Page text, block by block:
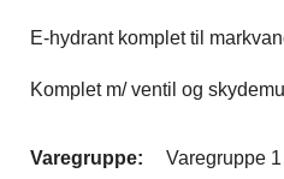
E-hydrant komplet til
Komplet m/ ventil og
Varegruppe:
Varegruppe 1